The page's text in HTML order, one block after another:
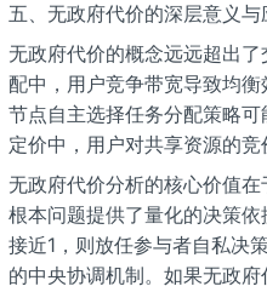
五、无政府代价的深层意义与
无政府代价的概念远远超出
配中，用户竞争带宽导致均
节点自主选择任务分配策略
定价中，用户对共享资源的竞
无政府代价分析的核心价值
根本问题提供了量化的决策
接近1，则放任参与者自私决
的中央协调机制。如果无政